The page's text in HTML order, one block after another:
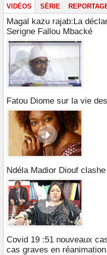
VIDÉOS SÉRIE
Magal kazu rajab:La
Serigne Fallou Mbacké
Fatou Diome sur la vie
Ndéla Madior Diouf
Covid 19 :51 nouveaux
cas graves en